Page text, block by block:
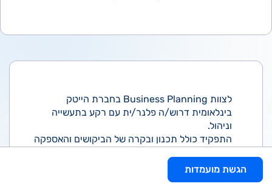
לצוות Business Planning בחברת הייטק
בינלאומית דרוש/ה פלנר/ית עם רקע בתעשייה
וניהול.
התפקיד כולל תכנון ובקרה של הביקושים והאספקה
ובעולם, ואחריות על תחזיות, רמות מלאי
ואופטימיזציית תהליכים תפעוליים.
הגשת מועמדות